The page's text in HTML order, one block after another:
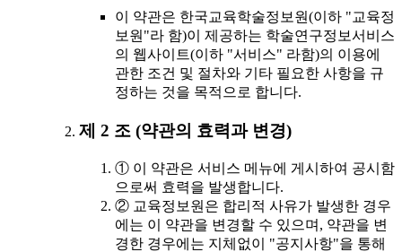
이 약관은 한국교육학술정보원(이하 "교육정
보원"라 함)이 제공하는 학술연구정보서비스
의 웹사이트(이하 "서비스" 라함)의 이용에
관한 조건 및 절차와 기타 필요한 사항을 규
정하는 것을 목적으로 합니다.
제 2 조 (약관의 효력과 변경)
① 이 약관은 서비스 메뉴에 게시하여 공시함
으로써 효력을 발생합니다.
② 교육정보원은 합리적 사유가 발생한 경우
에는 이 약관을 변경할 수 있으며, 약관을 변
경한 경우에는 지체없이 "공지사항"을 통해